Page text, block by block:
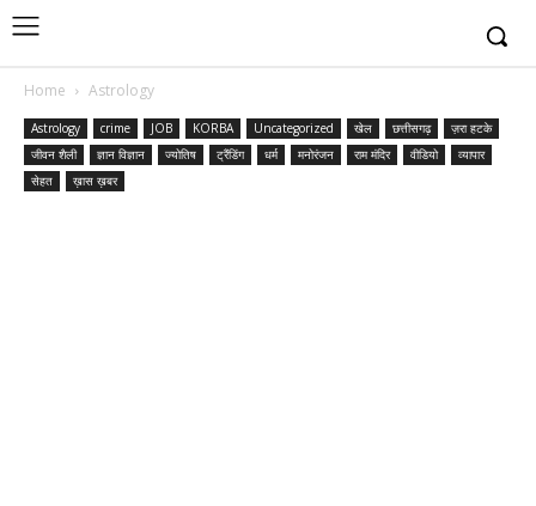
Home Astrology
Astrology crime JOB KORBA Uncategorized खेल छत्तीसगढ़
ज़रा हटके
जीवन शैली
ज्ञान विज्ञान ज्योतिष ट्रैंडिंग धर्म मनोरंजन राम मंदिर वीडियो
व्यापार
सेहत
ख़ास ख़बर